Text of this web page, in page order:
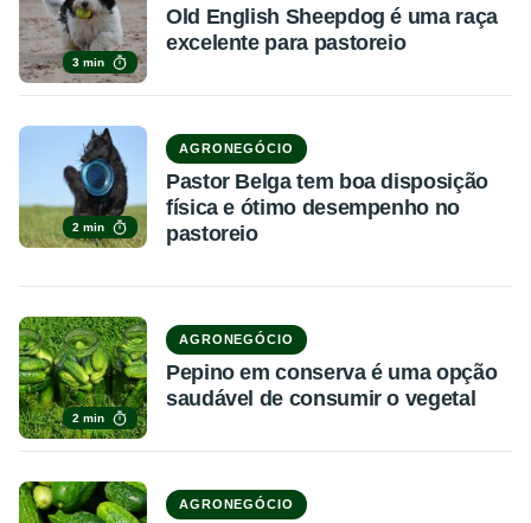
3 min
Old English Sheepdog é uma raça
excelente para pastoreio
2 min
AGRONEGÓCIO
Pastor Belga tem boa disposição
física e ótimo desempenho no
pastoreio
2 min
AGRONEGÓCIO
Pepino em conserva é uma opção
saudável de consumir o vegetal
AGRONEGÓCIO